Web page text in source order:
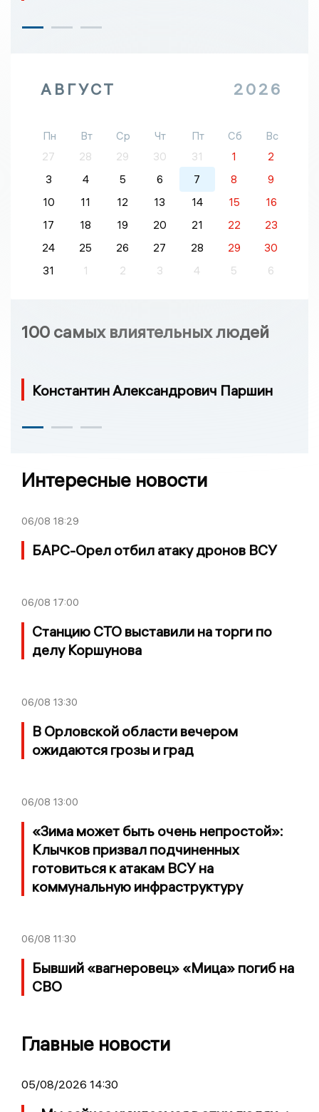
АВГУСТ 2026
Пн Вт Ср Чт Пт Сб
Вс
27
28 29 30 31 1
2
3
4 5 6 7 8
9
10
11 12 13 14 15
16
17
18 19 20 21 22
23
24
25 26 27 28 29
30
31
1 2 3 4 5 6
100 самых влиятельных людей
Константин Александрович Паршин
Интересные новости
06/08 18:29
БАРС-Орел отбил атаку дронов ВСУ
06/08 17:00
Станцию СТО выставили на торги по
делу Коршунова
06/08 13:30
В Орловской области вечером
ожидаются грозы и град
06/08 13:00
«Зима может быть очень непростой»:
Клычков призвал подчиненных
готовиться к атакам ВСУ на
коммунальную инфраструктуру
06/08 11:30
Бывший «вагнеровец» «Мица» погиб на
СВО
Главные новости
05/08/2026 14:30